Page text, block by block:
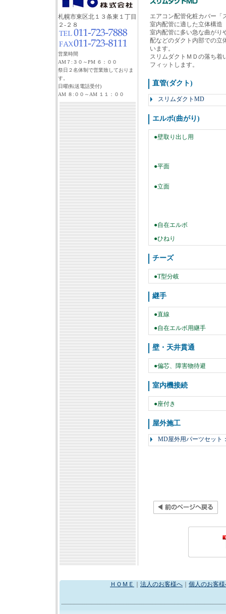
札幌市東区北１３条東１丁目
２-２８
営業時間
AM７:３０～PM ６：００
祭日２名体制で営業致しておりま
す。
日曜(転送電話受付)
AM ８:００～AM １１：００
エアコン配管化粧カバー「
室内配管に適した立体構造
室内配管に多い急な曲がり
配などのダクト内部での立
います。
スリムダクトＭＤの落ち着
フィットします。
直管(ダクト)
スリムダクトMD
エルボ(曲がり)
●壁取り出し用
●平面
●立面
●自在エルボ
●ひねり
チーズ
●T型分岐
継手
●直線
●自在エルボ用継手
壁・天井貫通
●偏芯、障害物待避
室内機接続
●座付き
屋外施工
MD屋外用パーツセット
ＨＯＭＥ 法人のお客様へ 個人のお客